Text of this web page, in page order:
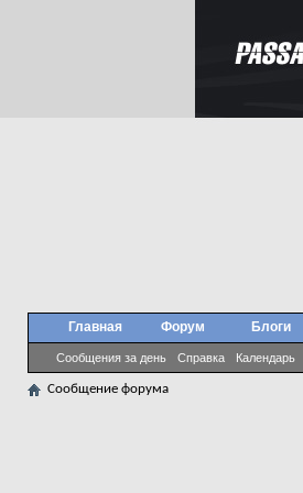
Главная Форум
Сообщения за день Справка Календарь
Блоги
Сообщение форума